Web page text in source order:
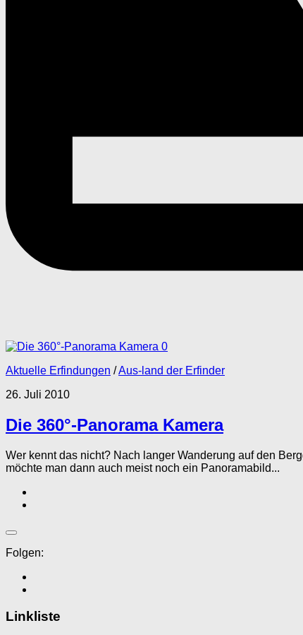
0
Aktuelle Erfindungen /Aus-land der Erfinder
26. Juli 2010
Die 360°-Panorama Kamera
Wer kennt das nicht? Nach langer Wanderung auf den
möchte man dann auch meist noch ein Panoramabild...
Folgen:
Linkliste